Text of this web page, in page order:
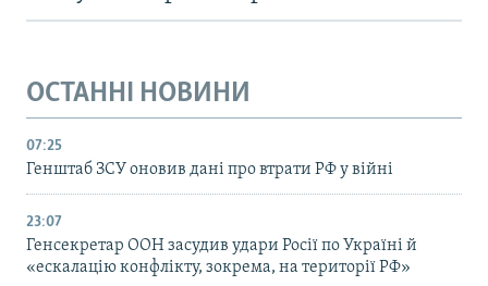
ОСТАННІ НОВИНИ
07:25
Генштаб ЗСУ оновив дані про втрати РФ у війні
23:07
Генсекретар ООН засудив удари Росії по Україні й
«ескалацію конфлікту, зокрема, на території РФ»